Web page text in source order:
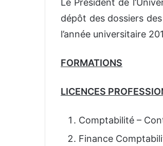
Le Président de
dépôt des dossiers
l’année universitaire
FORMATIONS
LICENCES
Comptabilité –
Finance